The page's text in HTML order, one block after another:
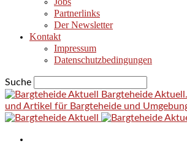
Partnerlinks
Der Newsletter
Kontakt
Impressum
Datenschutzbedingungen
Suche
Bargteheide
und Artikel für Bargteheide und